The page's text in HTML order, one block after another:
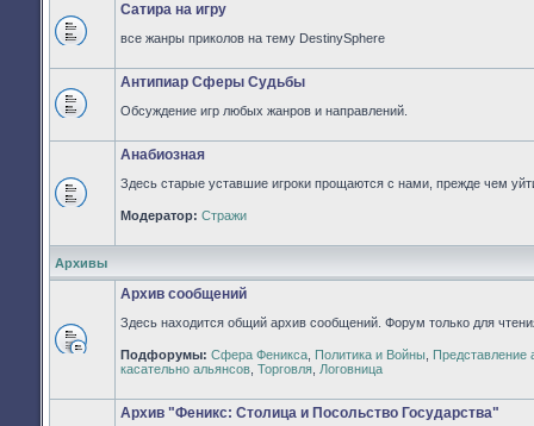
сообщений
Сатира на игру
все жанры приколов на тему DestinySphere
сообщений
Антипиар Сферы Судьбы
Обсуждение игр любых жанров и направлений.
Нет
непрочитанных
Анабиозная
Здесь старые уставшие игроки прощаются с нами, прежде чем
Модератор: Стражи
Архивы
Нет
непрочитанных
Архив сообщений
Здесь находится общий архив сообщений. Форум только для
Подфорумы: Сфера Феникса Политика и Войны Представление
касательно альянсов Торговля Логовница
Архив "Феникс: Столица и Посольство Государства"